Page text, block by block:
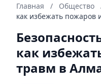
Главная / Общество
как избежать пожаров
как
травм в